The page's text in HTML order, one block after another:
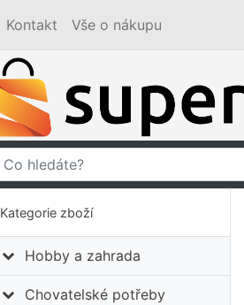
Kontakt Vše o nákupu
Kategorie zboží
Hobby a zahrada
Chovatelské potřeby